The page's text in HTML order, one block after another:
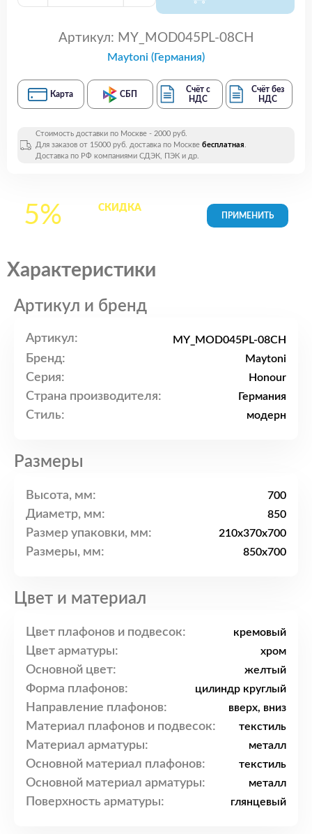
Артикул: MY_MOD045PL-08CH
Maytoni (Германия)
Карта СБП
Счёт с
НДС
Счёт без
НДС
Стоимость доставки по Москве - 2000 руб.
Для заказов от 15000 руб. доставка по Москве бесплатная.
Доставка по РФ компаниями СДЭК, ПЭК и др.
5% СКИДКАна все
Характеристики
Артикул и бренд
Артикул: MY_MOD045PL-08CH
Бренд: Maytoni
Серия: Honour
Страна производителя: Германия
Стиль: модерн
Размеры
Высота, мм: 700
Диаметр, мм: 850
Размер упаковки, мм: 210x370x700
Размеры, мм: 850x700
Цвет и материал
Цвет плафонов и подвесок: кремовый
Цвет арматуры: хром
Основной цвет: желтый
Форма плафонов: цилиндр круглый
Направление плафонов: вверх, вниз
Материал плафонов и подвесок: текстиль
Материал арматуры: металл
Основной материал плафонов: текстиль
Основной материал арматуры: металл
Поверхность арматуры: глянцевый